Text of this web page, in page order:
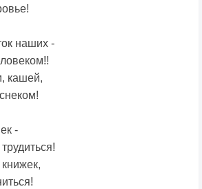
наших -
кашей,
-